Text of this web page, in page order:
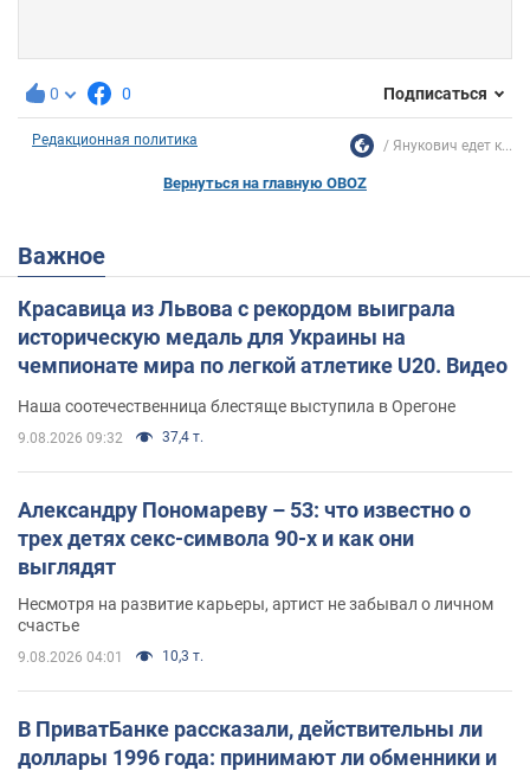
0 0 Подписаться
Редакционная политика Янукович едет к...
Вернуться на главную OBOZ
Важное
Красавица из Львова с рекордом выиграла
историческую медаль для Украины на
чемпионате мира по легкой атлетике U20. Видео
Наша соотечественница блестяще выступила в Орегоне
9.08.2026 09:32 37,4 т.
Александру Пономареву – 53: что известно о
трех детях секс-символа 90-х и как они
выглядят
Несмотря на развитие карьеры, артист не забывал о личном
счастье
9.08.2026 04:01 10,3 т.
В ПриватБанке рассказали, действительны ли
доллары 1996 года: принимают ли обменники и